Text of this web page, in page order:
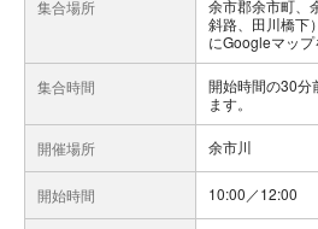
集合場所
余市郡余市町、
斜路、田川橋下
にGoogleマップ
集合時間
開始時間の30分
ます。
開催場所 余市川
開始時間 10:00／12:00